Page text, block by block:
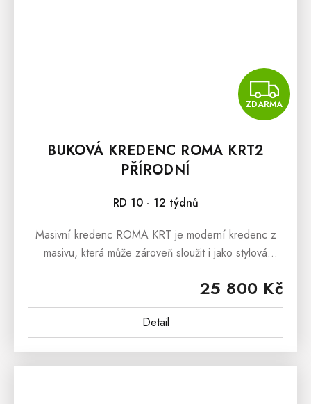
ZDARMA
BUKOVÁ KREDENC ROMA KRT2
PŘÍRODNÍ
RD 10 - 12 týdnů
25 800 Kč
Detail
Masivní kredenc ROMA KRT je moderní kredenc z
masivu, která může zároveň sloužit i jako stylová
a krásnou dřevitou...